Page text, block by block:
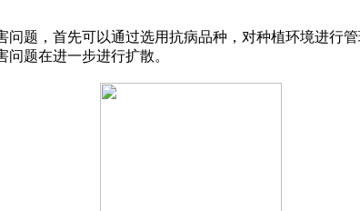
题，首先可以通过选用抗病品种，对种植环境进行
题在进一步进行扩散。